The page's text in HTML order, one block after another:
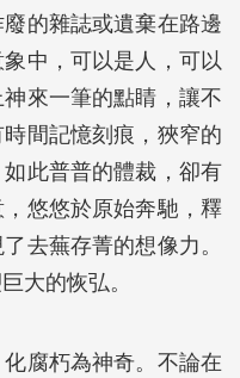
的雜誌或遺棄在路邊
中，可以是人，可以
來一筆的點睛，讓不
間記憶刻痕，狹窄的
此普普的體裁，卻有
悠悠於原始奔馳，釋
去蕪存菁的想像力。
大的恢弘。
腐朽為神奇。不論在